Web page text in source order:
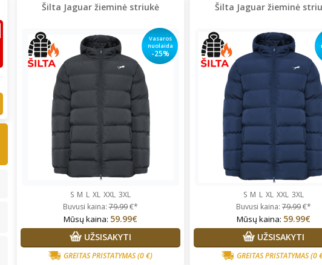
Šilta Jaguar žieminė striukė
Vasaros
nuolaida
-25%
S M L XL XXL 3XL
Buvusi kaina:79.99€*
Mūsų kaina: 59.99€
UŽSISAKYTI
GREITAS PRISTATYMAS(0 €)
Šilta Jaguar žieminė
S M L XL XXL 3XL
Buvusi kaina:79.99€*
Mūsų kaina: 59.99€
UŽSISAKYTI
GREITAS PRISTATYMAS(0